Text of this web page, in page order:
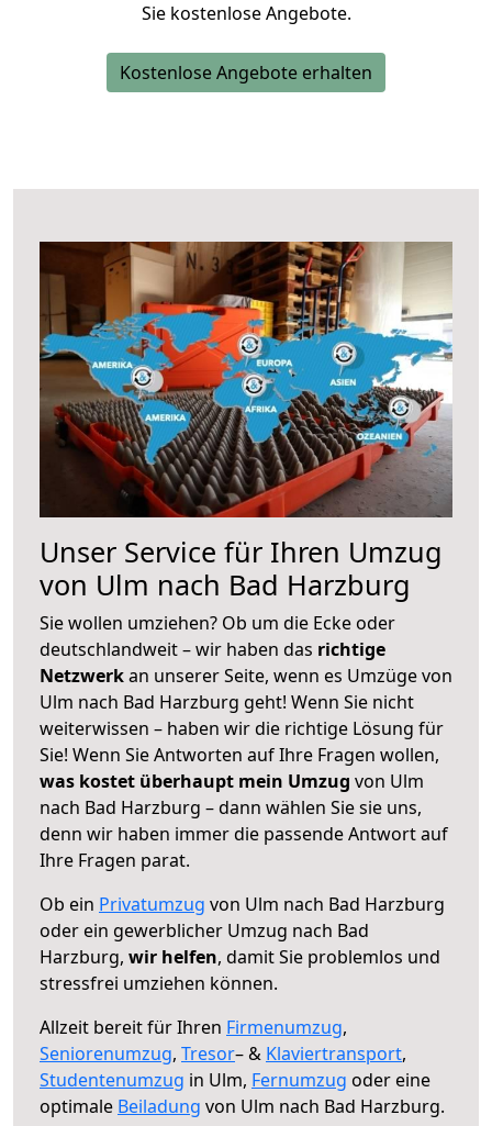
Sie kostenlose Angebote.
Kostenlose Angebote erhalten
Unser Service für Ihren Umzug
von Ulm nach Bad Harzburg
Sie wollen umziehen? Ob um die Ecke oder
deutschlandweit – wir haben das richtige
Netzwerkan unserer Seite, wenn es Umzüge von
Ulm nach Bad Harzburg geht! Wenn Sie nicht
weiterwissen – haben wir die richtige Lösung für
Sie! Wenn Sie Antworten auf Ihre Fragen wollen,
was kostet überhaupt mein Umzug von Ulm
nach Bad Harzburg – dann wählen Sie sie uns,
denn wir haben immer die passende Antwort auf
Ihre Fragen parat.
Ob ein Privatumzug von Ulm nach Bad Harzburg
oder ein gewerblicher Umzug nach Bad
Harzburg, wir helfen, damit Sie problemlos und
stressfrei umziehen können.
Allzeit bereit für Ihren Firmenumzug,
Seniorenumzug, Tresor– & Klaviertransport,
Studentenumzug in Ulm, Fernumzug oder eine
optimale Beiladung von Ulm nach Bad Harzburg.